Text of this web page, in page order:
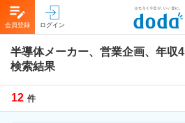
会員登録 ログイン
半導体メーカー、営業企画、年収
検索結果
12 件